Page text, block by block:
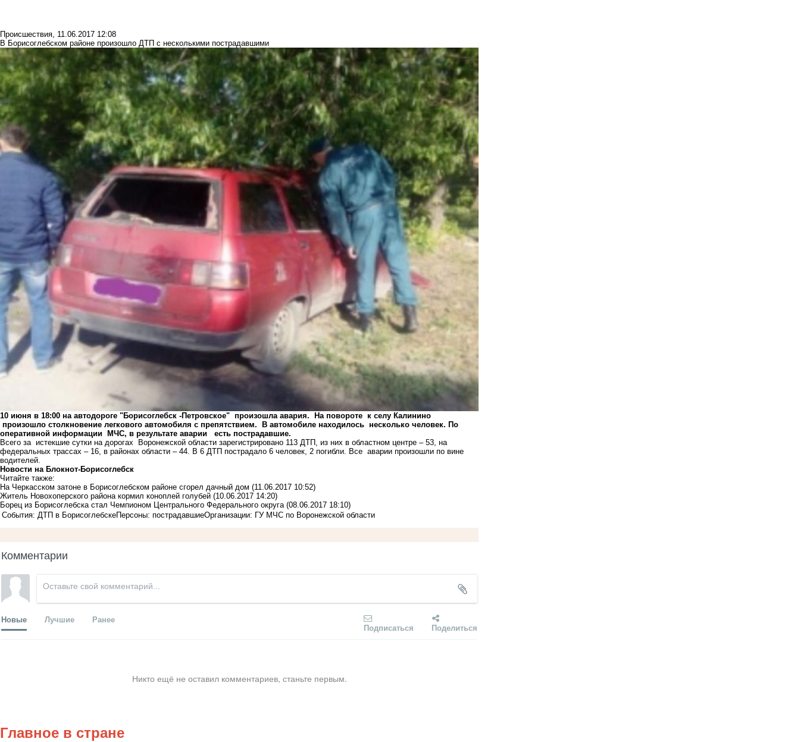
Происшествия, 11.06.2017 12:08
В Борисоглебском районе произошло ДТП с несколькими пострадавшими
10 июня в 18:00 на автодороге "Борисоглебск -Петровское" произошла авария. На повороте к селу Калинино
произошло столкновение легкового автомобиля с препятствием. В автомобиле находилось несколько человек. По
оперативной информации МЧС, в результате аварии есть пострадавшие.
Всего за истекшие сутки на дорогах Воронежской области зарегистрировано 113 ДТП, из них в областном центре – 53, на
федеральных трассах – 16, в районах области – 44. В 6 ДТП пострадало 6 человек, 2 погибли. Все аварии произошли по вине
водителей.
Новости на Блoкнoт-Борисоглебск
Читайте также:
На Черкасском затоне в Борисоглебском районе сгорел дачный дом (11.06.2017 10:52)
Житель Новохоперского района кормил коноплей голубей (10.06.2017 14:20)
Борец из Борисоглебска стал Чемпионом Центрального Федерального округа (08.06.2017 18:10)
События: ДТП в БорисоглебскеПерсоны: пострадавшиеОрганизации: ГУ МЧС по Воронежской области
Комментарии
Новые Лучшие Ранее
Подписаться Поделиться
Никто ещё не оставил комментариев, станьте первым.
Главное в стране